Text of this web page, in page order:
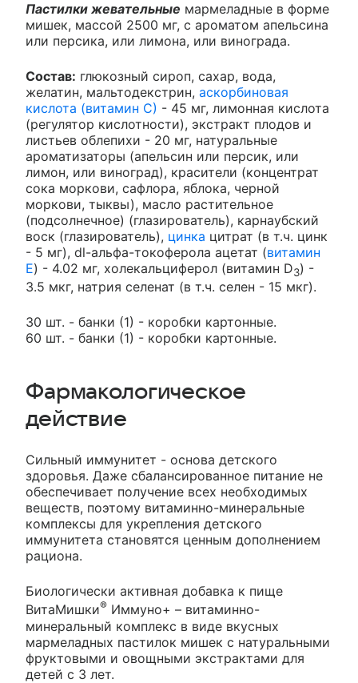
Пастилки жевательные мармеладные в форме
мишек, массой 2500 мг, с ароматом апельсина
или персика, или лимона, или винограда.
Состав: глюкозный сироп, сахар, вода,
желатин, мальтодекстрин, аскорбиновая
кислота (витамин С) - 45 мг, лимонная кислота
(регулятор кислотности), экстракт плодов и
листьев облепихи - 20 мг, натуральные
ароматизаторы (апельсин или персик, или
лимон, или виноград), красители (концентрат
сока моркови, сафлора, яблока, черной
моркови, тыквы), масло растительное
(подсолнечное) (глазирователь), карнаубский
воск (глазирователь), цинка цитрат (в т.ч. цинк
- 5 мг), dl-альфа-токоферола ацетат (витамин
E) - 4.02 мг, холекальциферол (витамин D3) -
3.5 мкг, натрия селенат (в т.ч. селен - 15 мкг).
30 шт. - банки (1) - коробки картонные.
60 шт. - банки (1) - коробки картонные.
Фармакологическое
действие
Сильный иммунитет - основа детского
здоровья. Даже сбалансированное питание не
обеспечивает получение всех необходимых
веществ, поэтому витаминно-минеральные
комплексы для укрепления детского
иммунитета становятся ценным дополнением
рациона.
Биологически активная добавка к пище
ВитаМишки® Иммуно+ – витаминно-
минеральный комплекс в виде вкусных
мармеладных пастилок мишек с натуральными
фруктовыми и овощными экстрактами для
детей с 3 лет.